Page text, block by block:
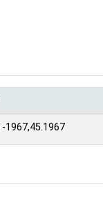
1967,45.1967